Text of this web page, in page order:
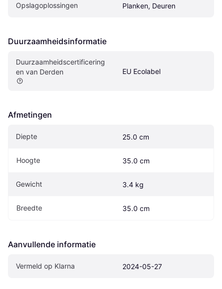
Opslagoplossingen Planken, Deuren
Duurzaamheidsinformatie
Duurzaamheidscertificering
en van Derden
EU Ecolabel
Afmetingen
Diepte 25.0 cm
Hoogte 35.0 cm
Gewicht 3.4 kg
Breedte 35.0 cm
Aanvullende informatie
Vermeld op Klarna 2024-05-27